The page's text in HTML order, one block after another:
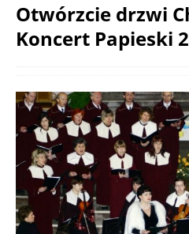
Otwórzcie drzwi
Koncert Papieski